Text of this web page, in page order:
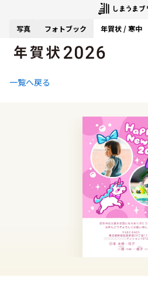
写真 フォトブック 年賀状 / 寒中
一覧へ戻る